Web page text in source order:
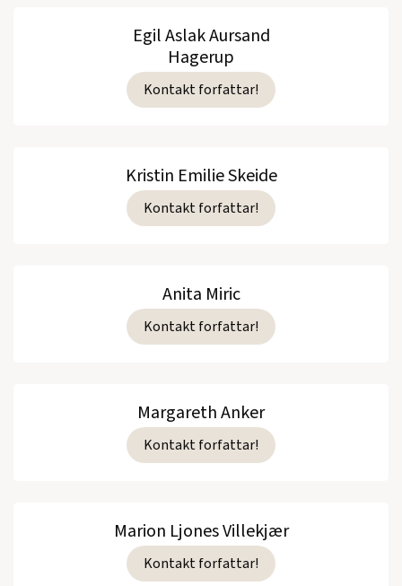
Egil Aslak Aursand
Hagerup
Kontakt forfattar!
Kristin Emilie Skeide
Kontakt forfattar!
Anita Miric
Kontakt forfattar!
Margareth Anker
Kontakt forfattar!
Marion Ljones Villekjær
Kontakt forfattar!